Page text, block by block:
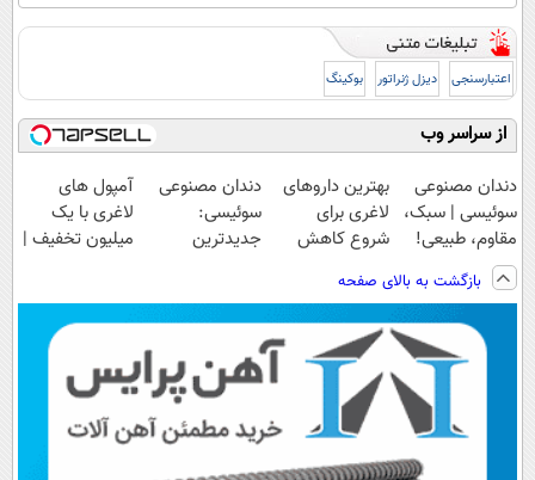
اعتبارسنجی دیزل ژنراتور بوکینگ
از سراسر وب
دندان مصنوعی
سوئیسی | سبک،
مقاوم، طبیعی!
ویزیت
رایگان+پرداخت
اقساطی😍
بهترین داروهای
لاغری برای
شروع کاهش
داروخانه های
نزدیکت!
دندان مصنوعی
سوئیسی:
جدیدترین
پرداخت قسطی
آمپول های
لاغری با یک
میلیون تخفیف |
معتبر
بازگشت به بالای صفحه